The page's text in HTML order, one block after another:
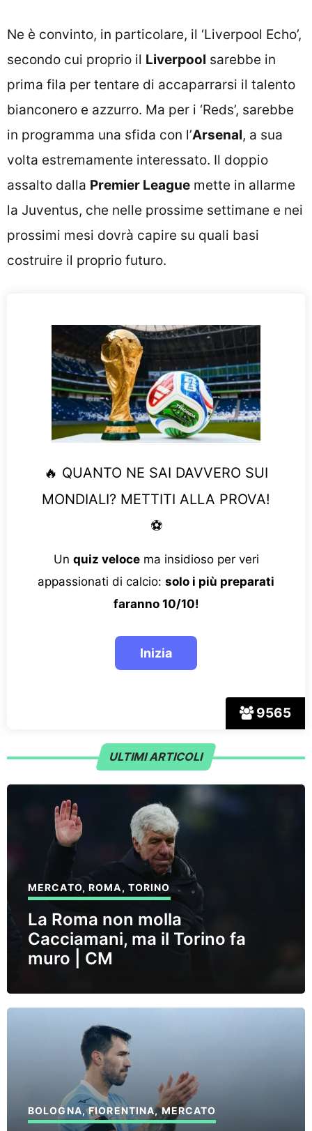
Ne è convinto, in particolare, il ‘Liverpool Echo’,
secondo cui proprio il Liverpool sarebbe in
prima fila per tentare di accaparrarsi il talento
bianconero e azzurro. Ma per i ‘Reds’, sarebbe
in programma una sfida con l’Arsenal, a sua
volta estremamente interessato. Il doppio
assalto dalla Premier League mette in allarme
la Juventus, che nelle prossime settimane e nei
prossimi mesi dovrà capire su quali basi
costruire il proprio futuro.
9565
🔥 QUANTO NE SAI DAVVERO SUI
MONDIALI? METTITI ALLA PROVA!
⚽
Un quiz velocema insidioso per veri
appassionati di calcio: solo i più preparati
faranno 10/10!
ULTIMI ARTICOLI
MERCATO,ROMA, TORINO
La Roma non molla
Cacciamani, ma il Torino fa
muro | CM
BOLOGNA,FIORENTINA,MERCATO